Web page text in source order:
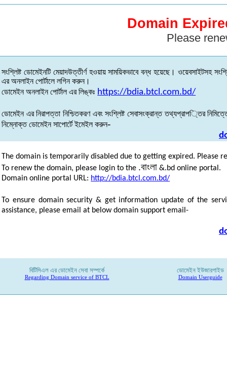
Domain
Please
সংশ্লিষ্ট ডোমেইনটি মেয়াদউত্তীর্ণ হওয়ায় সাময়িকভাবে বন্ধ হয়েছে। ওয়েবসাইটসহ
এর অনলাইন পোর্টালে লগিন করুন।
ডোমেইন অনলাইন পোর্টাল এর লিঙ্কঃ https://bdia.btcl.com.bd/
ডোমেইন এর নিরাপত্তা নিশ্চিতকরণ এবং সংশ্লিষ্ট সেবাসংক্রান্ত তথ্যপ্রাপ্তির
নিম্নোক্ত ডোমেইন সাপোর্টে ইমেইল করুন-
The domain is temporarily disabled due to getting expired. Please
To renew the domain, please login to the .বাংলা &.bd online portal.
Domain online portal URL: http://bdia.btcl.com.bd/
To ensure domain security & get information update of the
assistance, please email at below domain support email-
বিটিসিএল এর ডোমেইন সেবা সম্পর্কে
Regarding Domain service of BTCL
ডোমেইন ইউজারগাইড
Domain Userguide